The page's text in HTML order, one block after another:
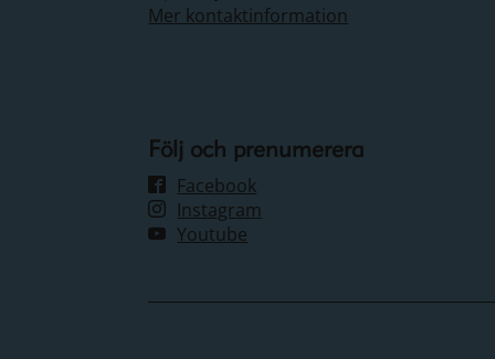
Mer kontaktinformation
Följ och prenumerera
Facebook
Instagram
Youtube